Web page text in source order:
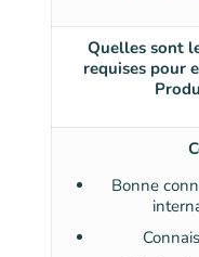
Quelles sont
requises pour
Bonne